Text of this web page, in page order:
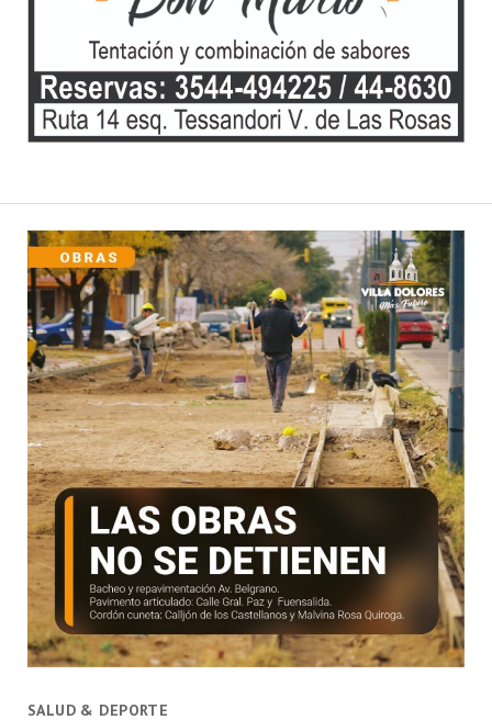
SALUD & DEPORTE